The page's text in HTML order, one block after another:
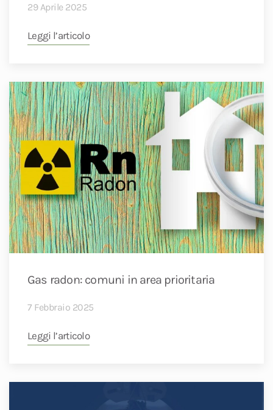
29 Aprile 2025
Leggi l’articolo
Gas radon: comuni in area prioritaria
7 Febbraio 2025
Leggi l’articolo